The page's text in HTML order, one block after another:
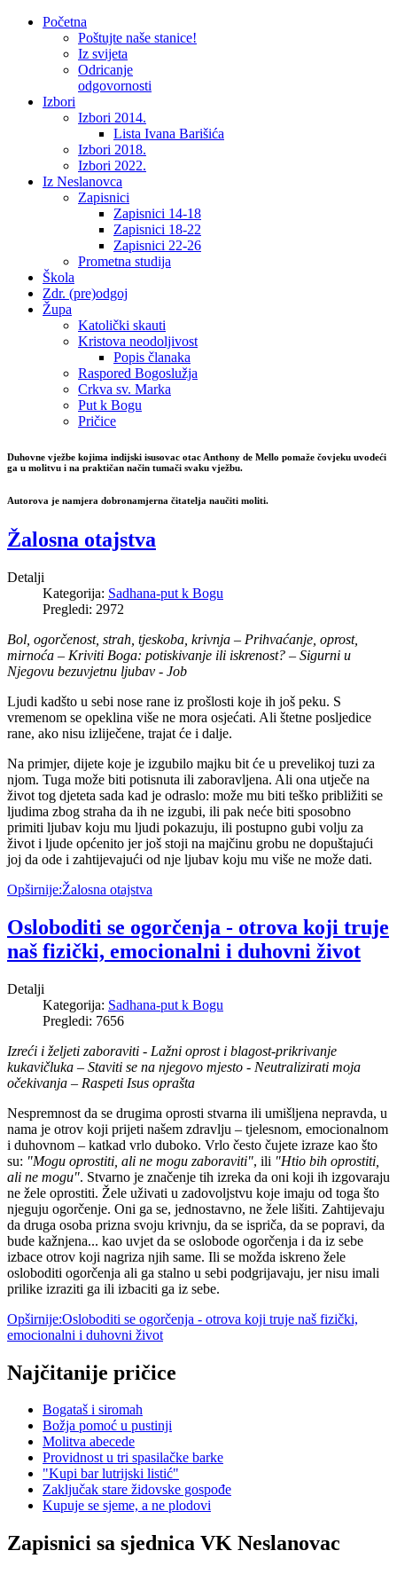
Početna
Poštujte naše stanice!
Iz svijeta
Odricanje
odgovornosti
Izbori
Izbori 2014.
Lista Ivana Barišića
Izbori 2018.
Izbori 2022.
Iz Neslanovca
Zapisnici
Zapisnici 14-18
Zapisnici 18-22
Zapisnici 22-26
Prometna studija
Škola
Zdr. (pre)odgoj
Župa
Katolički skauti
Kristova neodoljivost
Popis članaka
Raspored Bogoslužja
Crkva sv. Marka
Put k Bogu
Pričice
Duhovne vježbe kojima indijski isusovac otac Anthony de Mello pomaže čovjeku uvodeći
ga u molitvu i na praktičan način tumači svaku vježbu.
Autorova je namjera dobronamjerna čitatelja naučiti moliti.
Žalosna otajstva
Detalji
Kategorija: Sadhana-put k Bogu
Pregledi: 2972
Bol, ogorčenost, strah, tjeskoba, krivnja – Prihvaćanje, oprost,
mirnoća – Kriviti Boga: potiskivanje ili iskrenost? – Sigurni u
Njegovu bezuvjetnu ljubav - Job
Ljudi kadšto u sebi nose rane iz prošlosti koje ih još peku. S
vremenom se opeklina više ne mora osjećati. Ali štetne posljedice
rane, ako nisu izliječene, trajat će i dalje.
Na primjer, dijete koje je izgubilo majku bit će u prevelikoj tuzi za
njom. Tuga može biti potisnuta ili zaboravljena. Ali ona utječe na
život tog djeteta sada kad je odraslo: može mu biti teško približiti se
ljudima zbog straha da ih ne izgubi, ili pak neće biti sposobno
primiti ljubav koju mu ljudi pokazuju, ili postupno gubi volju za
život i ljude općenito jer još stoji na majčinu grobu ne dopuštajući
joj da ode i zahtijevajući od nje ljubav koju mu više ne može dati.
Opširnije:Žalosna otajstva
Osloboditi se ogorčenja - otrova koji truje
naš fizički, emocionalni i duhovni život
Detalji
Kategorija: Sadhana-put k Bogu
Pregledi: 7656
Izreći i željeti zaboraviti - Lažni oprost i blagost-prikrivanje
kukavičluka – Staviti se na njegovo mjesto - Neutralizirati moja
očekivanja – Raspeti Isus oprašta
Nespremnost da se drugima oprosti stvarna ili umišljena nepravda, u
nama je otrov koji prijeti našem zdravlju – tjelesnom, emocionalnom
i duhovnom – katkad vrlo duboko. Vrlo često čujete izraze kao što
su: "Mogu oprostiti, ali ne mogu zaboraviti", ili "Htio bih oprostiti,
ali ne mogu". Stvarno je značenje tih izreka da oni koji ih izgovaraju
ne žele oprostiti. Žele uživati u zadovoljstvu koje imaju od toga što
njeguju ogorčenje. Oni ga se, jednostavno, ne žele lišiti. Zahtijevaju
da druga osoba prizna svoju krivnju, da se ispriča, da se popravi, da
bude kažnjena... kao uvjet da se oslobode ogorčenja i da iz sebe
izbace otrov koji nagriza njih same. Ili se možda iskreno žele
osloboditi ogorčenja ali ga stalno u sebi podgrijavaju, jer nisu imali
prilike izraziti ga ili izbaciti ga iz sebe.
Opširnije:Osloboditi se ogorčenja - otrova koji truje naš fizički,
emocionalni i duhovni život
Najčitanije pričice
Bogataš i siromah
Božja pomoć u pustinji
Molitva abecede
Providnost u tri spasilačke barke
"Kupi bar lutrijski listić"
Zaključak stare židovske gospođe
Kupuje se sjeme, a ne plodovi
Zapisnici sa sjednica VK Neslanovac